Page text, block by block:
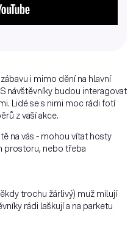
i mimo dění na hlavní
návštěvníky budou interagovat
Lidé se s nimi moc rádi fotí
z vaší akce.
na vás - mohou vítat hosty
prostoru, nebo třeba
trochu žárlivý) muž milují
rádi laškují a na parketu